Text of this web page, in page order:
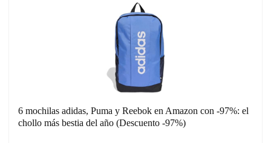
6 mochilas adidas, Puma y Reebok en Amazon con -97%: el
chollo más bestia del año (Descuento -97%)